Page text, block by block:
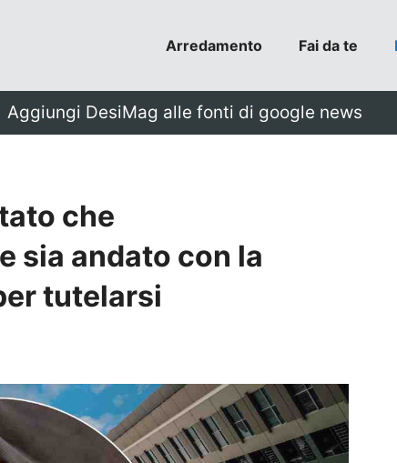
Arredamento Fai da te
Aggiungi DesiMag alle fonti di google news
che
sia andato con la
tutelarsi